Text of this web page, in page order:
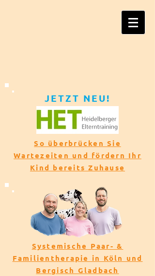
JETZT NEU!​​
So überbrücken Sie
Wartezeiten und fördern Ihr
Kind bereits Zuhause
Systemische Paar- &
Familientherapie in Köln und
Bergisch Gladbach